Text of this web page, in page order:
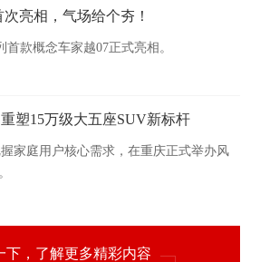
亮相，气场给个夯！
首款概念车家越07正式亮相。
塑15万级大五座SUV新标杆
家庭用户核心需求，在重庆正式举办风
下，了解更多精彩内容